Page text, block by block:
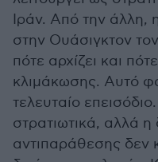
Ιράν. Από την άλλη,
στην Ουάσιγκτον
πότε αρχίζει και
κλιμάκωσης. Αυτό
τελευταίο
στρατιωτικά, αλλά η
αντιπαράθεσης δεν